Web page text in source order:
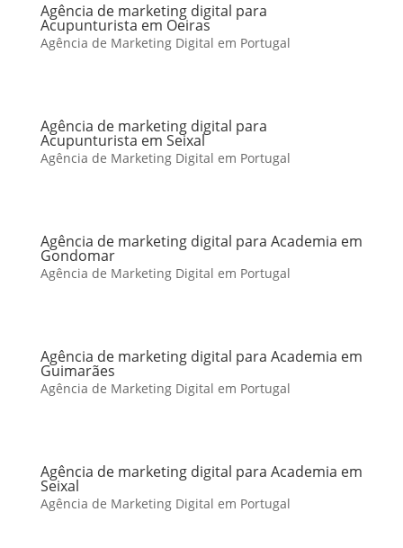
Agência de marketing digital para
Acupunturista em Oeiras
Agência de Marketing Digital em Portugal
Agência de marketing digital para
Acupunturista em Seixal
Agência de Marketing Digital em Portugal
Agência de marketing digital para Academia em
Gondomar
Agência de Marketing Digital em Portugal
Agência de marketing digital para Academia em
Guimarães
Agência de Marketing Digital em Portugal
Agência de marketing digital para Academia em
Seixal
Agência de Marketing Digital em Portugal